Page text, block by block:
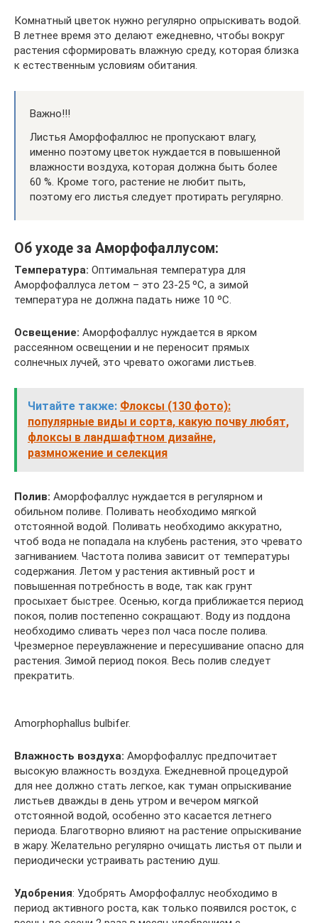
Комнатный цветок нужно регулярно опрыскивать водой.
В летнее время это делают ежедневно, чтобы вокруг
растения сформировать влажную среду, которая близка
к естественным условиям обитания.
Важно!!!
Листья Аморфофаллюс не пропускают влагу,
именно поэтому цветок нуждается в повышенной
влажности воздуха, которая должна быть более
60 %. Кроме того, растение не любит пыть,
поэтому его листья следует протирать регулярно.
Об уходе за Аморфофаллусом:
Температура: Оптимальная температура для
Аморфофаллуса летом – это 23-25 ºC, а зимой
температура не должна падать ниже 10 ºC.
Освещение: Аморфофаллус нуждается в ярком
рассеянном освещении и не переносит прямых
солнечных лучей, это чревато ожогами листьев.
Читайте также: Флоксы (130 фото):
популярные виды и сорта, какую почву любят,
флоксы в ландшафтном дизайне,
размножение и селекция
Полив: Аморфофаллус нуждается в регулярном и
обильном поливе. Поливать необходимо мягкой
отстоянной водой. Поливать необходимо аккуратно,
чтоб вода не попадала на клубень растения, это чревато
загниванием. Частота полива зависит от температуры
содержания. Летом у растения активный рост и
повышенная потребность в воде, так как грунт
просыхает быстрее. Осенью, когда приближается период
покоя, полив постепенно сокращают. Воду из поддона
необходимо сливать через пол часа после полива.
Чрезмерное переувлажнение и пересушивание опасно для
растения. Зимой период покоя. Весь полив следует
прекратить.
Amorphophallus bulbifer.
Влажность воздуха: Аморфофаллус предпочитает
высокую влажность воздуха. Ежедневной процедурой
для нее должно стать легкое, как туман опрыскивание
листьев дважды в день утром и вечером мягкой
отстоянной водой, особенно это касается летнего
периода. Благотворно влияют на растение опрыскивание
в жару. Желательно регулярно очищать листья от пыли и
периодически устраивать растению душ.
Удобрения: Удобрять Аморфофаллус необходимо в
период активного роста, как только появился росток, с